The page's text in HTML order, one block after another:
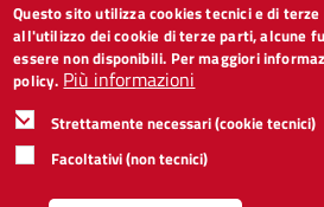
Dichiarazione di accessibilità
CC BY 3.0 IT
Questo sito utilizza cookies tecnici e di
all'utilizzo dei cookie di terze parti, alcune
essere non disponibili. Per maggiori
policy. Più informazioni
Strettamente necessari (cookie tecnici)
Facoltativi (non tecnici)